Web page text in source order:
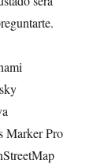
Marker Pro